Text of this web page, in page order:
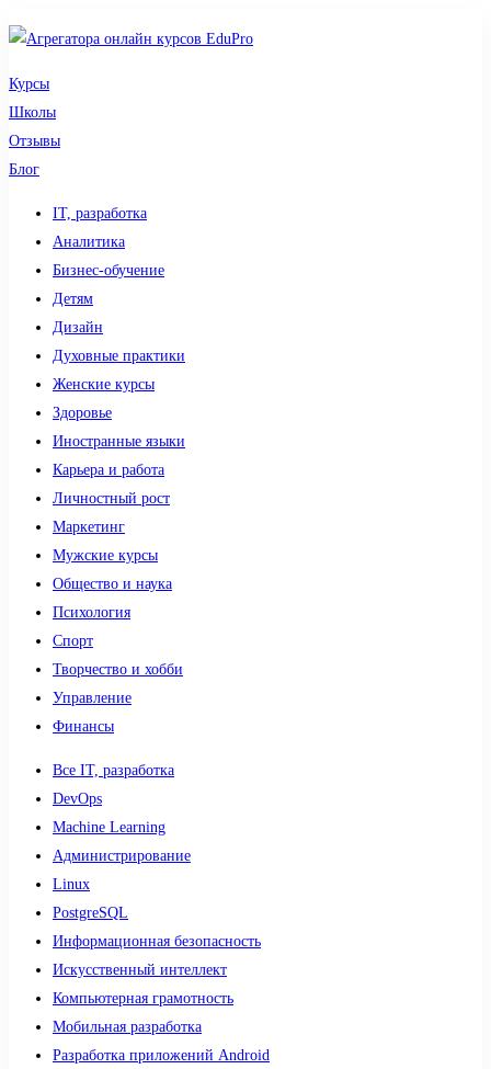
Курсы
Школы
Отзывы
Блог
IT, разработка
Аналитика
Бизнес-обучение
Детям
Дизайн
Духовные практики
Женские курсы
Здоровье
Иностранные языки
Карьера и работа
Личностный рост
Маркетинг
Мужские курсы
Общество и наука
Психология
Спорт
Творчество и хобби
Управление
Финансы
Все IT, разработка
DevOps
Machine Learning
Администрирование
Linux
PostgreSQL
Информационная безопасность
Искусственный интеллект
Компьютерная грамотность
Мобильная разработка
Разработка приложений Android